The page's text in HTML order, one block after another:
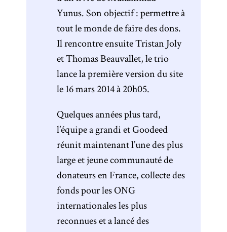
Yunus. Son objectif : permettre à
tout le monde de faire des dons.
Il rencontre ensuite Tristan Joly
et Thomas Beauvallet, le trio
lance la première version du site
le 16 mars 2014 à 20h05.
Quelques années plus tard,
l’équipe a grandi et Goodeed
réunit maintenant l’une des plus
large et jeune communauté de
donateurs en France, collecte des
fonds pour les ONG
internationales les plus
reconnues et a lancé des